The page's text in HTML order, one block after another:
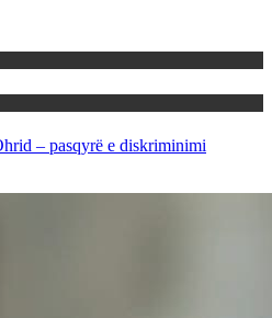
– pasqyrë e diskriminimi